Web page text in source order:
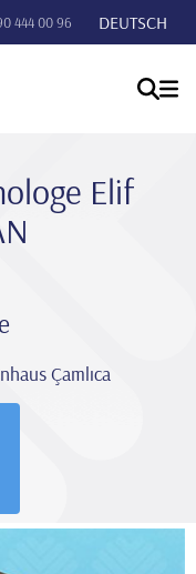
444 00 96 DEUTSCH
Eli̇f
Çamlıca